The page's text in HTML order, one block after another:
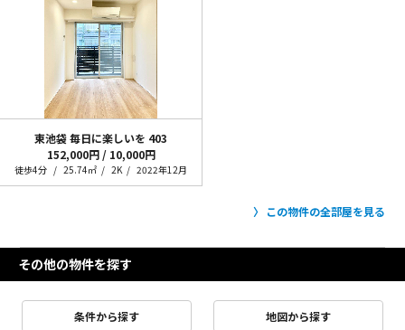
東池袋 毎日に楽しいを 403
152,000円 / 10,000円
徒歩4分 25.74㎡ 2K 2022年12月
この物件の全部屋を見る
その他の物件を探す
条件から探す 地図から探す